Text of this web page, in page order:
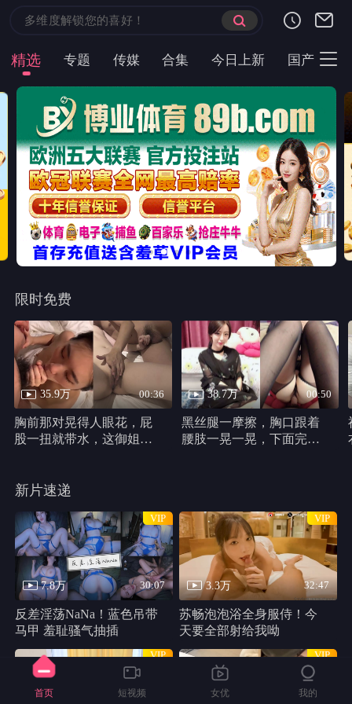
精选 专题 传媒 合集 今日上新 国产
限时免费
35.9万 00:36
胸前那对晃得人眼花，屁
股一扭就带水，这御姐身
38.7万 00:50
黑丝腿一摩擦，胸口跟着
腰肢一晃一晃，下面完全
新片速递
7.8万 30:07
VIP
反差淫荡NaNa！蓝色吊带
马甲 羞耻骚气抽插
3.3万 32:47
VIP
苏畅泡泡浴全身服侍！今
天要全部射给我呦
VIP VIP
首页 短视频 女优 我的